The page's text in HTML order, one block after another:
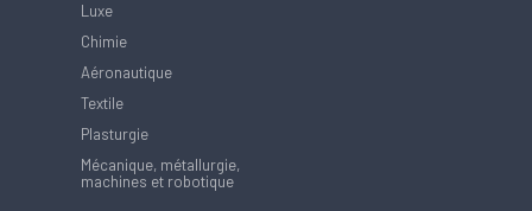
Luxe
Chimie
Aéronautique
Textile
Plasturgie
Mécanique, métallurgie,
machines et robotique